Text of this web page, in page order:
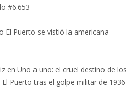
#6.653
El Puerto se vistió la americana
en Uno a uno: el cruel destino de los
Puerto tras el golpe militar de 1936